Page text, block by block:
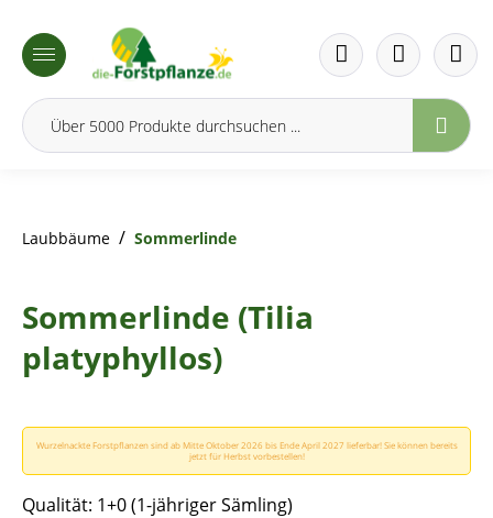
springen
Laubbäume / Sommerlinde
Sommerlinde (Tilia
platyphyllos)
Wurzelnackte Forstpflanzen sind ab Mitte Oktober 2026 bis Ende April 2027 lieferbar! Sie können bereits
jetzt für Herbst vorbestellen!
Qualität: 1+0 (1-jähriger Sämling)